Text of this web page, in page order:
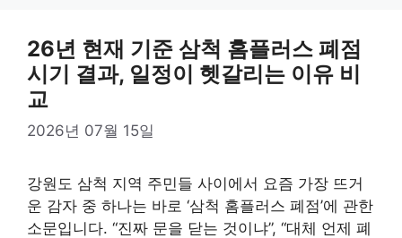
26년 현재 기준 삼척 홈플러스 폐점
시기 결과, 일정이 헷갈리는 이유 비
교
2026년 07월 15일
강원도 삼척 지역 주민들 사이에서 요즘 가장 뜨거
운 감자 중 하나는 바로 ‘삼척 홈플러스 폐점’에 관한
소문입니다. “진짜 문을 닫는 것이냐”, “대체 언제 폐